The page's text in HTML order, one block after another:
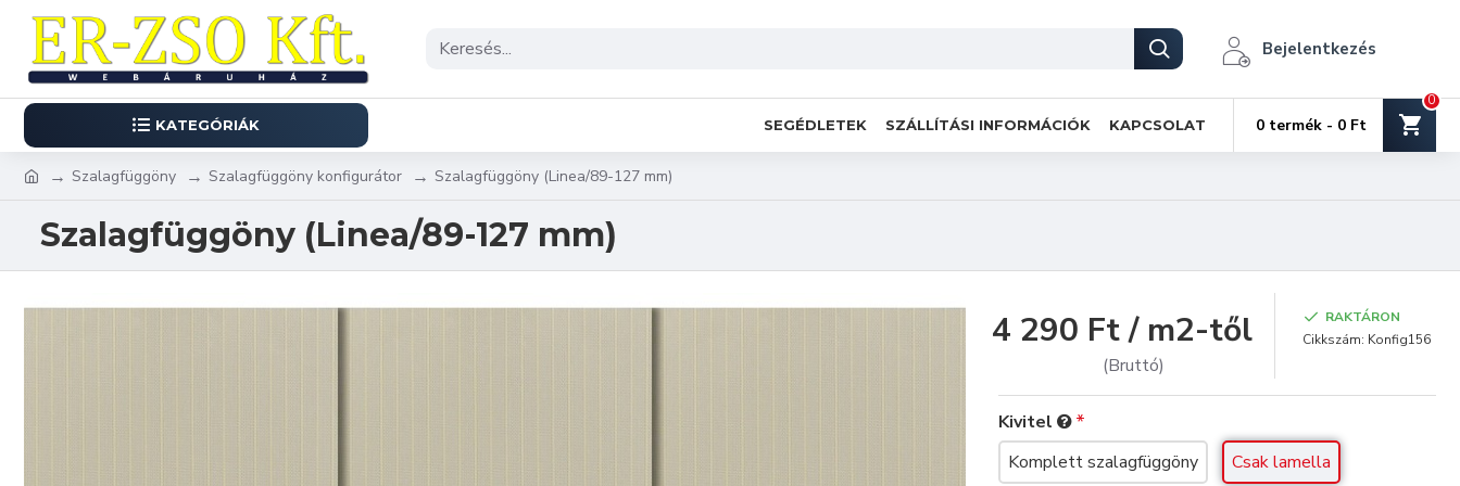
Bejelentkezés
KATEGÓRIÁK SEGÉDLETEK SZÁLLÍTÁSI INFORMÁCIÓK KAPCSOLAT 0 termék - 0 Ft
0
Szalagfüggöny Szalagfüggöny konfigurátor Szalagfüggöny (Linea/89-127 mm)
Szalagfüggöny (Linea/89-127 mm)
4 290 Ft / m2-től
(Bruttó)
RAKTÁRON
Cikkszám: Konfig156
Kivitel
Komplett szalagfüggöny
Csak lamella